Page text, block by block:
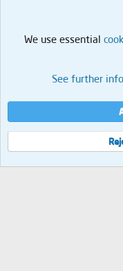
مساعدة الرئيسية
R
S
الوقت
2.29MB
We use essential
See further